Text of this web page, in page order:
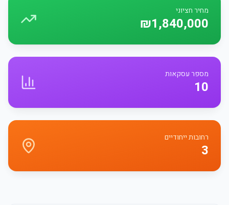
מחיר חציוני
₪1,840,000
מספר עסקאות
10
רחובות ייחודיים
3